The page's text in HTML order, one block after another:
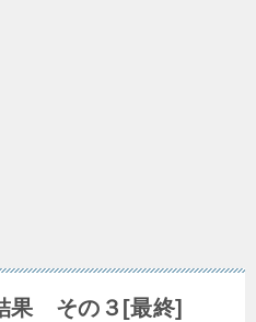
果 その３[最終]